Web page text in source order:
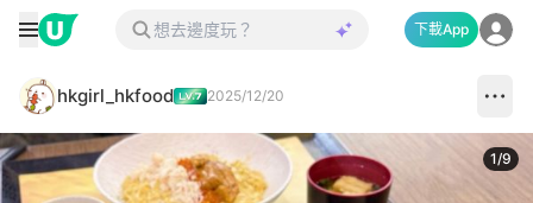
下載App
hkgirl_hkfood 2025/12/20
1/9